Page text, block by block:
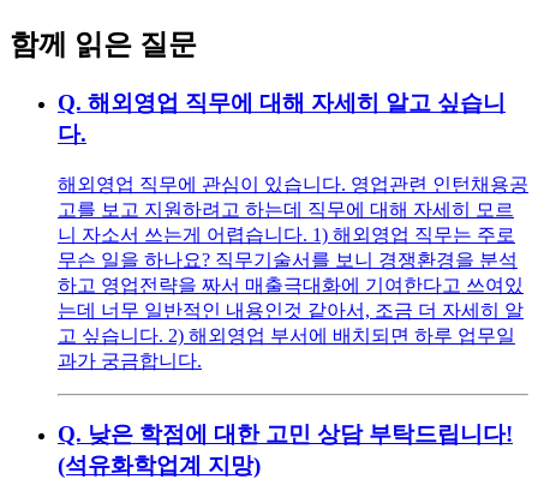
함께 읽은 질문
Q. 해외영업 직무에 대해 자세히 알고 싶습니
다.
해외영업 직무에 관심이 있습니다. 영업관련 인턴채용공
고를 보고 지원하려고 하는데 직무에 대해 자세히 모르
니 자소서 쓰는게 어렵습니다. 1) 해외영업 직무는 주로
무슨 일을 하나요? 직무기술서를 보니 경쟁환경을 분석
하고 영업전략을 짜서 매출극대화에 기여한다고 쓰여있
는데 너무 일반적인 내용인것 같아서, 조금 더 자세히 알
고 싶습니다. 2) 해외영업 부서에 배치되면 하루 업무일
과가 궁금합니다.
Q. 낮은 학점에 대한 고민 상담 부탁드립니다!
(석유화학업계 지망)